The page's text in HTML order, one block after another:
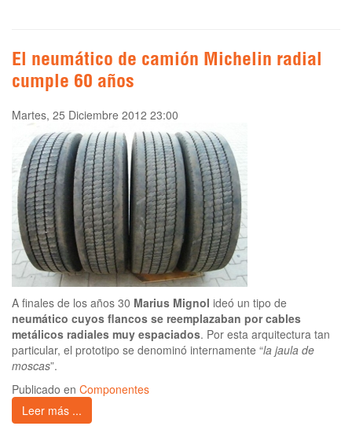
El neumático de camión Michelin radial
cumple 60 años
Martes, 25 Diciembre 2012 23:00
A finales de los años 30 Marius Mignol ideó un tipo de
neumático cuyos flancos se reemplazaban por cables
metálicos radiales muy espaciados. Por esta arquitectura tan
particular, el prototipo se denominó internamente “la jaula de
moscas”.
Publicado en Componentes
Leer más ...